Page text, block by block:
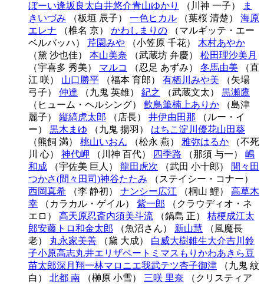
ぼーい逢坂良太白井悠介青山ゆかり （川神 一子）
ま
きいづみ （板垣 辰子） 一色ヒカル （葉桜 清楚） 海原
エレナ （椎名 京） かわしまりの （マルギッテ・エー
ベルバッハ） 芹園みや （小笠原 千花） 木村あやか
（黛 沙也佳） 本山美奈 （武蔵坊 弁慶） 松田理沙美月
（宇喜多 秀美） マルコ （忍足 あずみ） 冬馬由美 （直
江 咲） 山口勝平 （福本 育郎） 有栖川みや美 （矢場
弓子） 仲達 （九鬼 英雄） 紀之 （武蔵文太） 黒瀬鷹
（ヒューム・ヘルシング） 飲鳥筆楠上ありか （島津
麗子） 縦縞虎太郎 （店長） 井伊由田那 （ルー・イ
ー） 黒木まゆ （九鬼 揚羽） はちこ 淀川優花山田葵
（熊飼 満） 桃山いおん （松永 燕） 雅弥はるか （不死
川 心） 神代岬 （川神 百代） 四季路 （那須 与一） 嶋
和成 （宇佐美 巨人） 龍田虎次 （武田 小十郎）
間々田
つかさ(間々田司)神谷たたみ （ステイシー・コナー）
西岡真希 （李 静初） ナンシー広江 （桐山 鯉） 高草木
幸 （カラカル・ゲイル） 紫一郎 （クラウディオ・ネ
エロ） 高天原忍斎内須美斗流 （鍋島 正） 桔梗成江太
郎安藤トロ和金太郎 （魚沼さん） 新山慧 （風魔長
老） 丸永家美善 （黛 大成） 白威大樹錐生大介吉川鈴
子小原高志丸井エリザベート ミマス もりかわあきら豆
苗太郎深月翔一林マロニエ我武テツ杏子御津 （九鬼 紋
白） 北都 南 （榊原 小雪） 三咲 里奈 （クリスティア